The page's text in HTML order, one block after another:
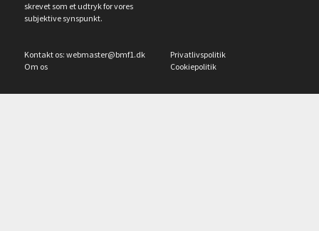
skrevet som et udtryk for vores
subjektive synspunkt.
Kontakt os: webmaster@bmf1.dk
Om os
Privatlivspolitik
Cookiepolitik